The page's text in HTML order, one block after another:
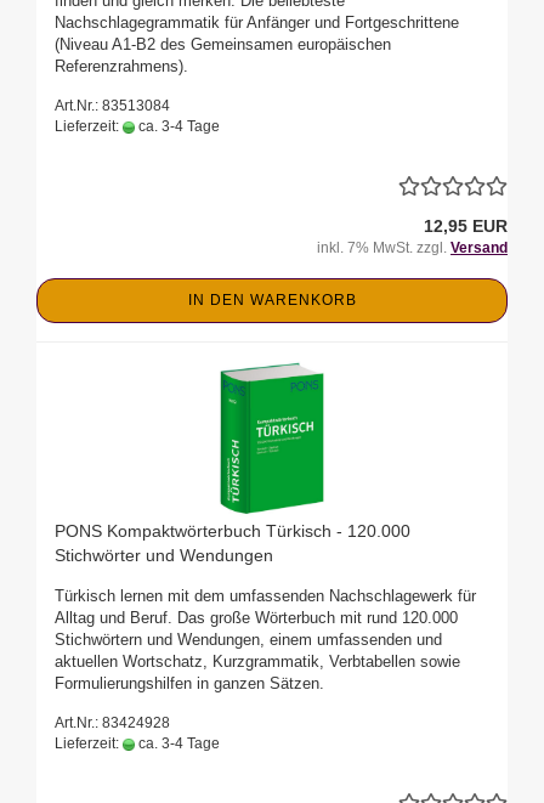
Nachschlagegrammatik für Anfänger und Fortgeschrittene
(Niveau A1-B2 des Gemeinsamen europäischen
Referenzrahmens).
Art.Nr.: 83513084
Lieferzeit:
ca. 3-4 Tage
12,95 EUR
inkl. 7% MwSt. zzgl. Versand
IN DEN WARENKORB
PONS Kompaktwörterbuch Türkisch - 120.000
Stichwörter und Wendungen
Türkisch lernen mit dem umfassenden Nachschlagewerk für
Alltag und Beruf. Das große Wörterbuch mit rund 120.000
Stichwörtern und Wendungen, einem umfassenden und
aktuellen Wortschatz, Kurzgrammatik, Verbtabellen sowie
Formulierungshilfen in ganzen Sätzen.
Art.Nr.: 83424928
Lieferzeit:
ca. 3-4 Tage